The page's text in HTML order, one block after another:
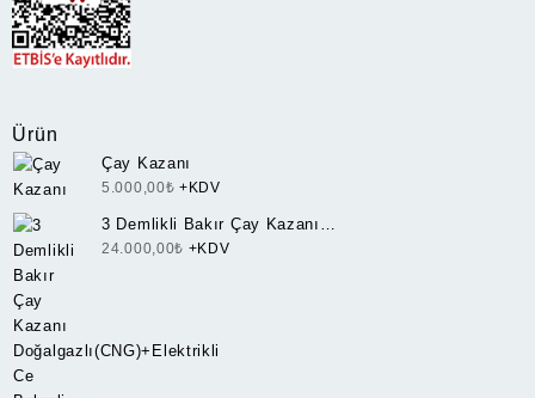
Ürün
Çay Kazanı
5.000,00₺ +KDV
3 Demlikli Bakır Çay Kazanı
Doğalgazlı(CNG)+Elektrikli Ce Belgeli
24.000,00₺ +KDV